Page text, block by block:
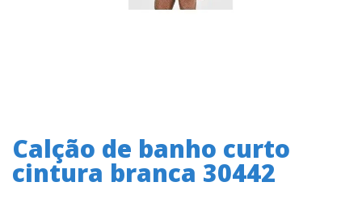
Calção de banho curto
cintura branca 30442